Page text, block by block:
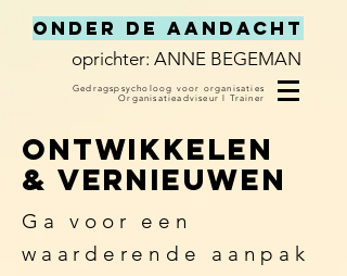
Onder de Aandacht
Gedragspsycholoog voor organisaties
Organisatieadviseur
Trainer
oprichter: ANNE BEGEMAN
ontwikkelen
& vernieuwen
Ga voor een
waarderende aanpak